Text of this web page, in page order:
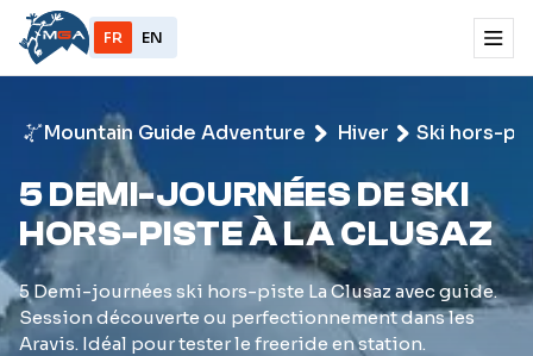
FR EN
Mountain Guide Adventure Hiver Ski hors-
5 DEMI-JOURNÉES DE SKI
HORS-PISTE À LA CLUSAZ
5 Demi-journées ski hors-piste La Clusaz avec guide.
Session découverte ou perfectionnement dans les
Aravis. Idéal pour tester le freeride en station.